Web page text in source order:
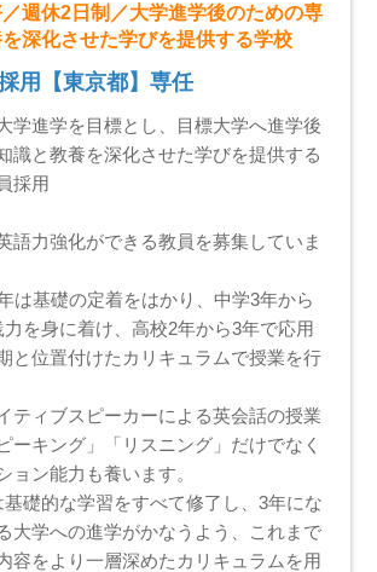
週休2日制／大学進学後のための専
深化させた学びを提供する学校
用【東京都】専任
学進学を目標とし、目標大学へ進学後
識と教養を深化させた学びを提供する
採用
語力強化ができる教員を募集していま
は基礎の定着をはかり、中学3年から
を身に着け、高校2年から3年で応用
と位置付けたカリキュラムで授業を行
ティブスピーカーによる英会話の授業
ーキング」「リスニング」だけでなく
ョン能力も養います。
礎的な学習をすべて修了し、3年にな
大学への進学がかなうよう、これまで
容をより一層深めたカリキュラムを用